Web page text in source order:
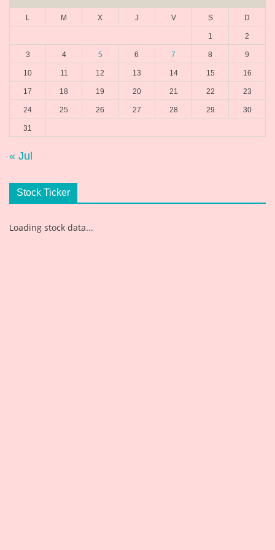
L M X J V S D
1 2
3 4 5 6 7 8 9
10 11 12 13 14 15 16
17 18 19 20 21 22 23
24 25 26 27 28 29 30
31
« Jul
Stock Ticker
Loading stock data...